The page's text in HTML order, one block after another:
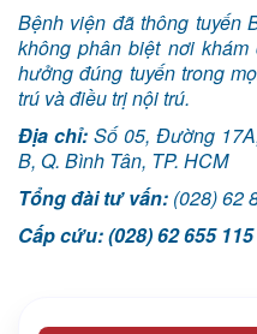
Bệnh viện đã thông tuyến
không phân biệt nơi
hưởng đúng tuyến trong
trú và điều trị nội trú.
Địa chỉ: Số 05, Đường
B, Q. Bình Tân, TP. HCM
Tổng đài tư vấn: (028) 62
Cấp cứu: (028) 62 655 115